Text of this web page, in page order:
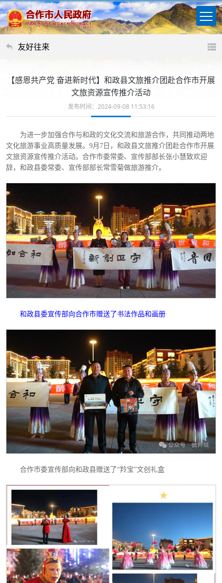
友好往来
【感恩共产党 奋进新时代】和政县文旅推介团赴合作市开展
文旅资源宣传推介活动
发布时间：2024-09-08 11:53:16
为进一步加强合作与和政的文化交流和旅游合作，共同推动两地
文化旅游事业高质量发展。 9月7日，和政县文旅推介团赴合作市开展
文旅资源宣传推介活动。合作市委常委、宣传部部长张小慧致欢迎
辞，和政县委常委、宣传部部长常雪菊做旅游推介。
和政县委宣传部向合作市赠送了书法作品和画册
合作市委宣传部向和政县赠送了“羚宝”文创礼盒